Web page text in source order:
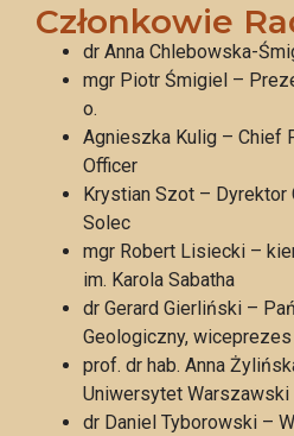
Członkowie
dr Anna Chlebowska-
mgr Piotr Śmigiel –
o.
Agnieszka Kulig – Chief
Officer
Krystian Szot – Dyrektor
Solec
mgr Robert Lisiecki –
im. Karola Sabatha
dr Gerard Gierliński –
Geologiczny,
prof. dr hab. Anna
Uniwersytet Warszawski
dr Daniel Tyborowski –